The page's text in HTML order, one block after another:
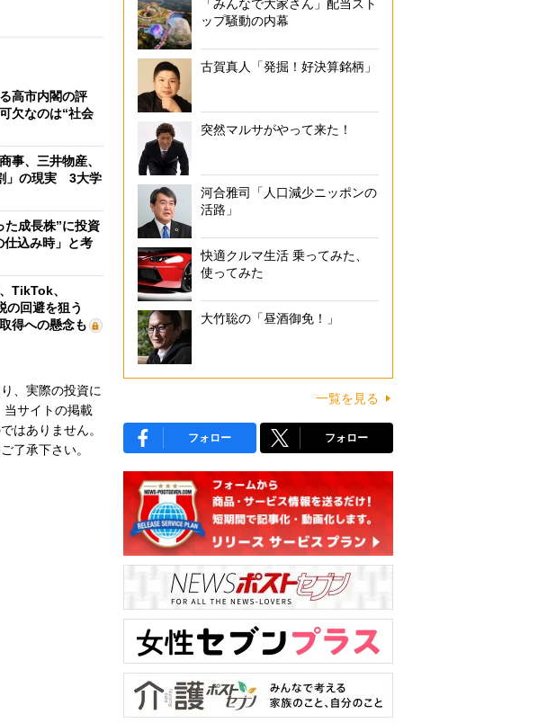
高市内閣の評
欠なのは“社会
事、三井物産、
」の現実 3大学
た成長株”に投資
込み時」と考
TikTok、
の回避を狙う
得への懸念も
、実際の投資に
当サイトの掲載
はありません。
了承下さい。
「みんなで大家さん」配当スト
ップ騒動の内幕
古賀真人「発掘！好決算銘柄」
突然マルサがやって来た！
河合雅司「人口減少ニッポンの
活路」
快適クルマ生活 乗ってみた、
使ってみた
大竹聡の「昼酒御免！」
一覧を見る
フォロー フォロー